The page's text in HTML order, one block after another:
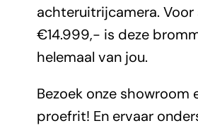
achteruitrijcamera. Voor
€14.999,- is deze
helemaal van jou.
Bezoek onze showroom
proefrit! En ervaar